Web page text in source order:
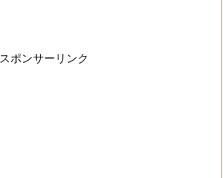
スポンサーリンク